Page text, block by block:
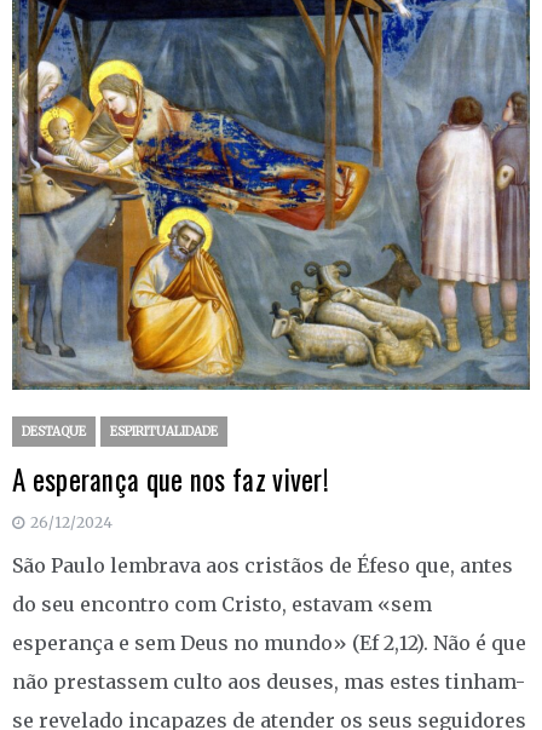
DESTAQUE ESPIRITUALIDADE
A esperança que nos faz viver!
26/12/2024
São Paulo lembrava aos cristãos de Éfeso que, antes
do seu encontro com Cristo, estavam «sem
esperança e sem Deus no mundo» (Ef 2,12). Não é que
não prestassem culto aos deuses, mas estes tinham-
se revelado incapazes de atender os seus seguidores